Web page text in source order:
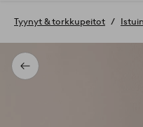
aloitussivulle
Takaisin
Tyynyt & torkkupeitot